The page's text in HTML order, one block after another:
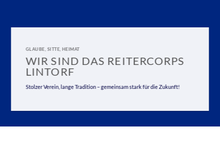
GLAUBE, SITTE, HEIMAT
WIR SIND DAS REITERCORPS
LINTORF
Stolzer Verein, lange Tradition – gemeinsam stark für die Zukunft!